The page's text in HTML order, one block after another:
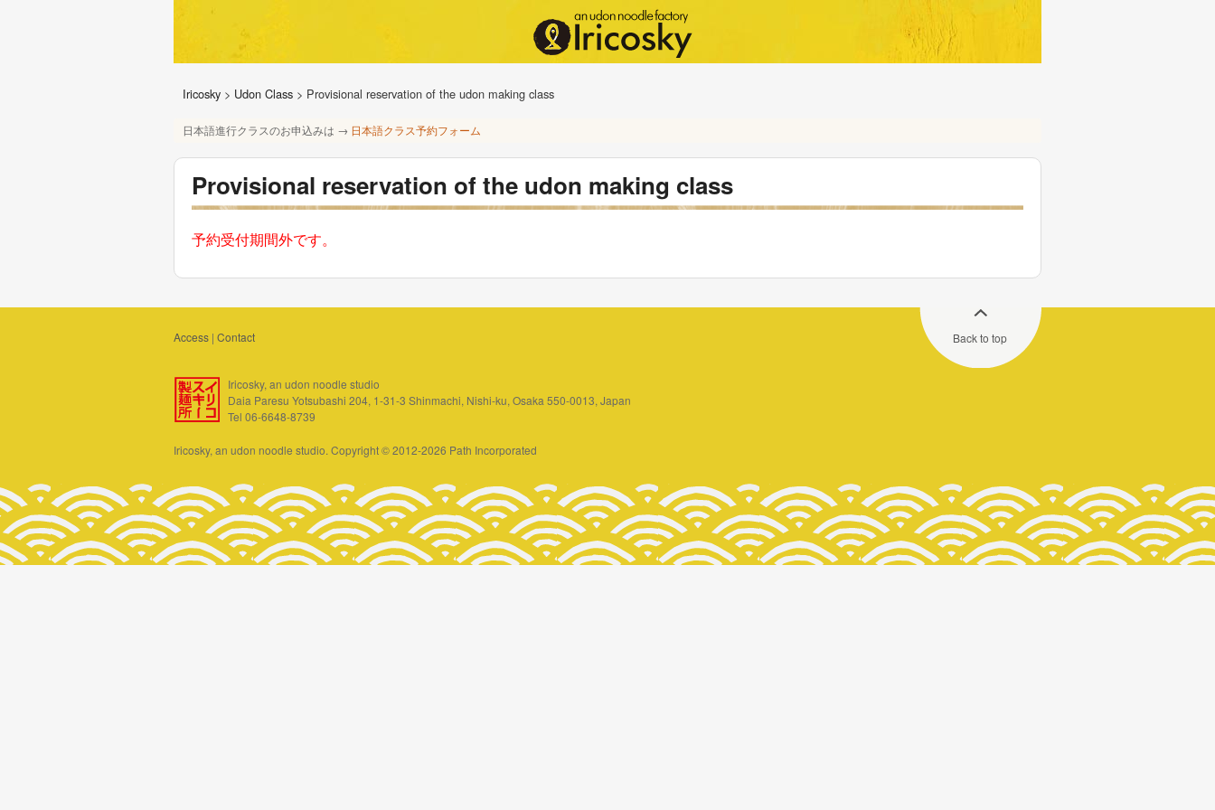
Iricosky > Udon Class > Provisional reservation of the udon making class
日本語進行クラスのお申込みは → 日本語クラス予約フォーム
Provisional reservation of the udon making class
予約受付期間外です。
Access | Contact
Iricosky, an udon noodle studio
Daia Paresu Yotsubashi 204, 1-31-3 Shinmachi, Nishi-ku, Osaka 550-0013, Japan
Tel 06-6648-8739
Iricosky, an udon noodle studio. Copyright © 2012-2026 Path Incorporated
Back to top